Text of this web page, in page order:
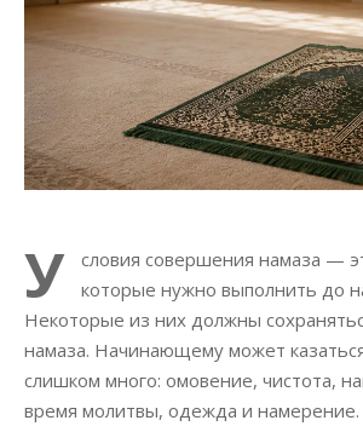
У
словия совершения намаза —
которые нужно выполнить до
Некоторые из них должны
намаза. Начинающему может
слишком много: омовение, чистота,
время молитвы, одежда и